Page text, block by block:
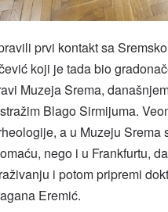
prvi kontakt sa
koji je tada bio
Muzeja Srema,
Blago Sirmijuma.
a u Muzeju
nego i u Frankfurtu,
i potom pripremi
Eremić.